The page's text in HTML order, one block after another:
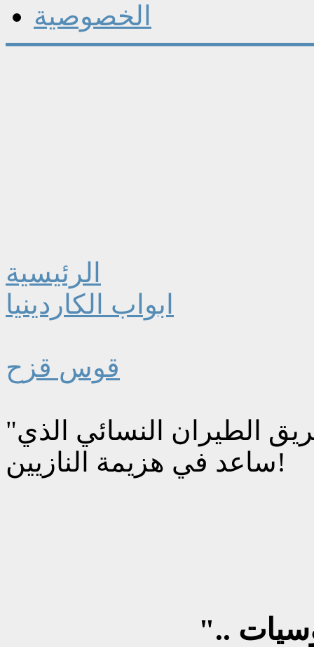
الخصوصية
الرئيسية
ابواب الكاردينيا
قوس قزح
"ساحرات الليل" الروسيات .. تعرّف على فريق الطيران النسائي الذي
ساعد في هزيمة النازيين!
"ساحرات الليل" الروسيات ..